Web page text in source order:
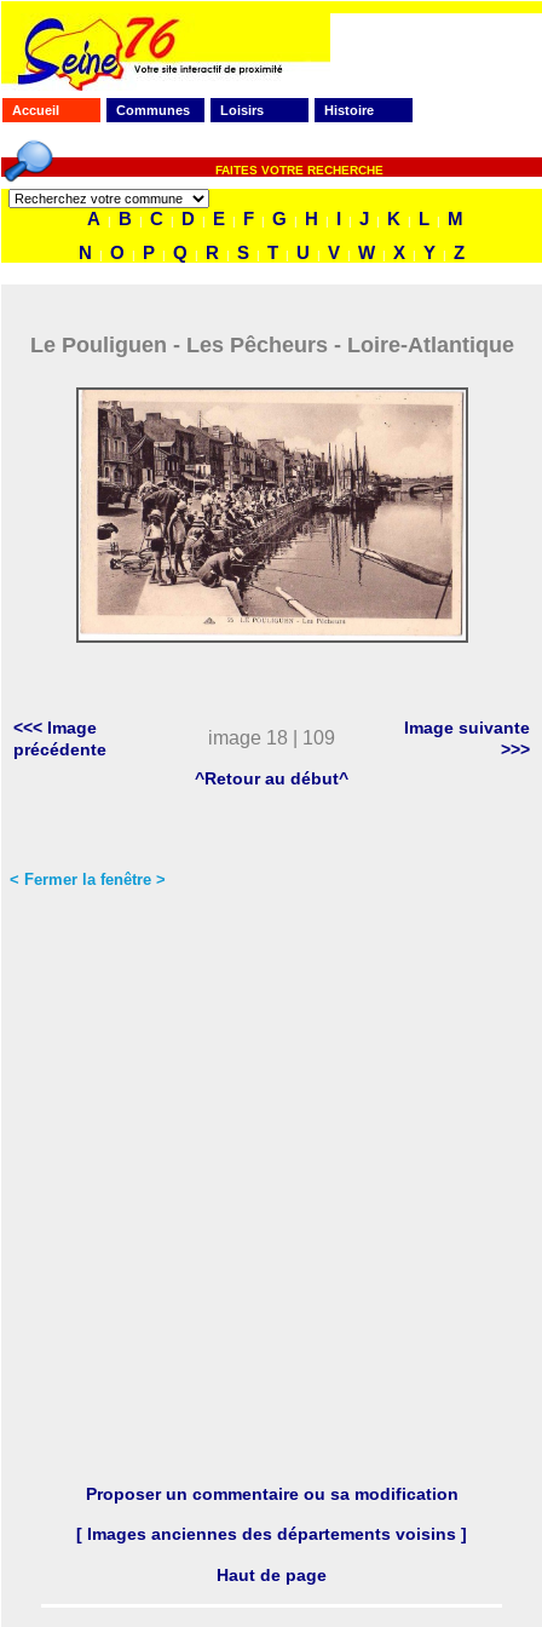
Accueil Communes Loisirs Histoire
FAITES VOTRE RECHERCHE
A | B | C | D | E | F | G | H | I | J | K | L |
M
N
| O | P | Q | R | S | T | U | V | W | X | Y | Z
Le Pouliguen - Les Pêcheurs - Loire-Atlantique
<<< Image
précédente
image 18 | 109
Image suivante
>>>
^Retour au début^
< Fermer la fenêtre >
Proposer un commentaire ou sa modification
[ Images anciennes des départements voisins ]
Haut de page